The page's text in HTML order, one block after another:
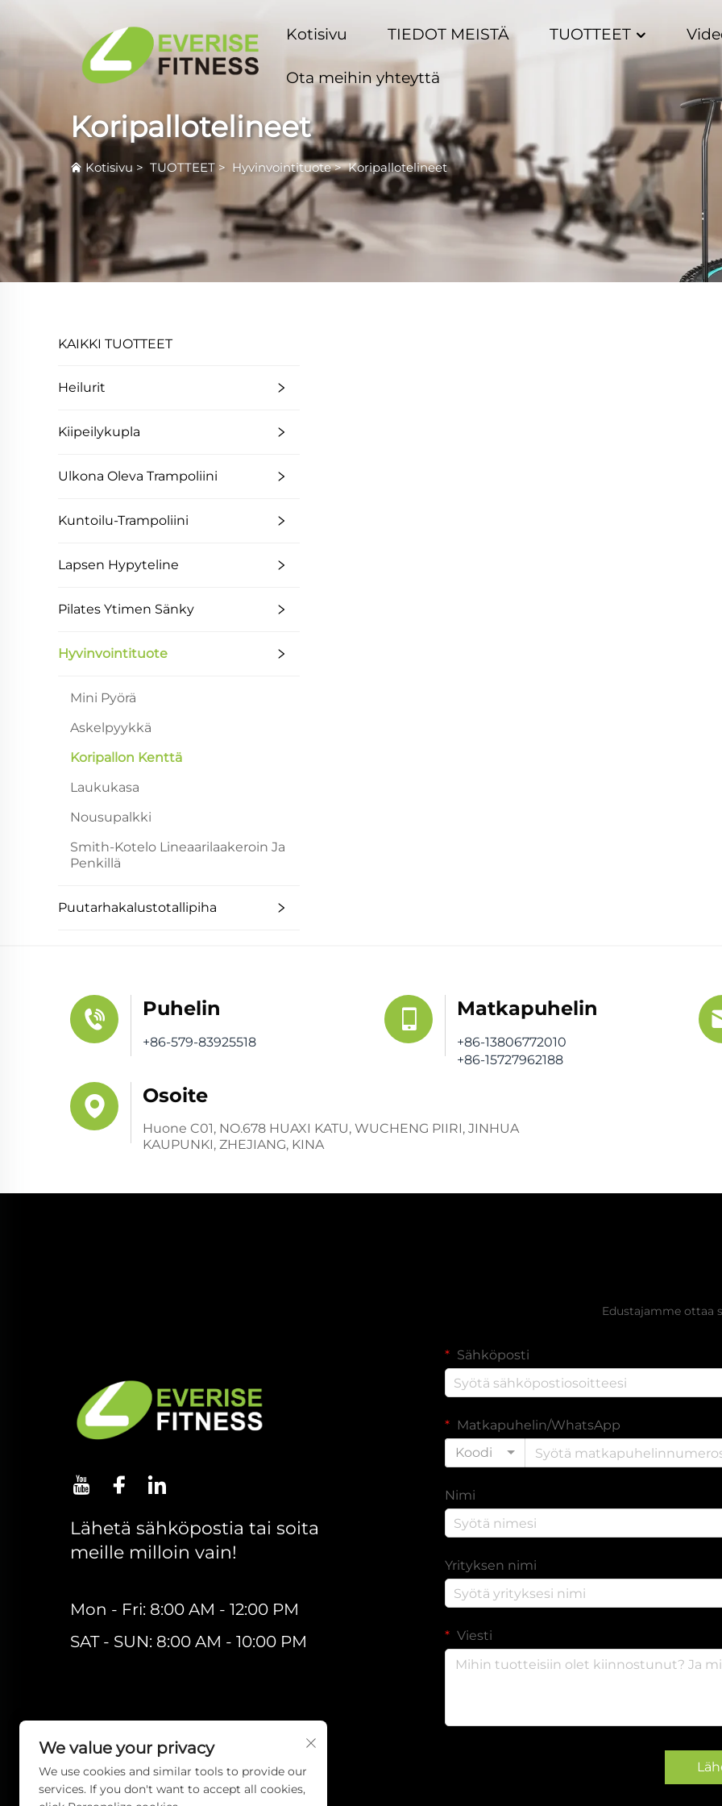
Kotisivu TIEDOT MEISTÄ TUOTTEET
Ota meihin yhteyttä
Koripallotelineet
Kotisivu > TUOTTEET > Hyvinvointituote>Koripallotelineet
KAIKKI TUOTTEET
Heilurit
Kiipeilykupla
Ulkona Oleva Trampoliini
Kuntoilu-Trampoliini
Lapsen Hypyteline
Pilates Ytimen Sänky
Hyvinvointituote
Mini Pyörä
Askelpyykkä
Koripallon Kenttä
Laukukasa
Nousupalkki
Smith-Kotelo Lineaarilaakeroin Ja
Penkillä
Puutarhakalustotallipiha
Puhelin
+86-579-83925518
Matkapuhelin
+86-13806772010
+86-15727962188
Osoite
Huone C01, NO.678 HUAXI KATU, WUCHENG PIIRI, JINHUA
KAUPUNKI, ZHEJIANG, KINA
Lähetä sähköpostia tai soita
meille milloin vain!
Mon - Fri: 8:00 AM - 12:00 PM
SAT - SUN: 8:00 AM - 10:00 PM
Edustajamme ottaa
Sähköposti
Matkapuhelin/WhatsApp
Koodi
Nimi
Yrityksen nimi
Viesti
We value your privacy
We use cookies and similar tools to provide our
services. If you don't want to accept all cookies,